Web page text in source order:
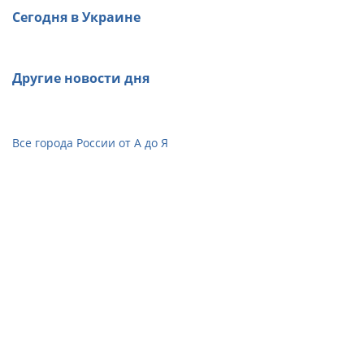
Сегодня в Украине
Другие новости дня
Все города России от А до Я